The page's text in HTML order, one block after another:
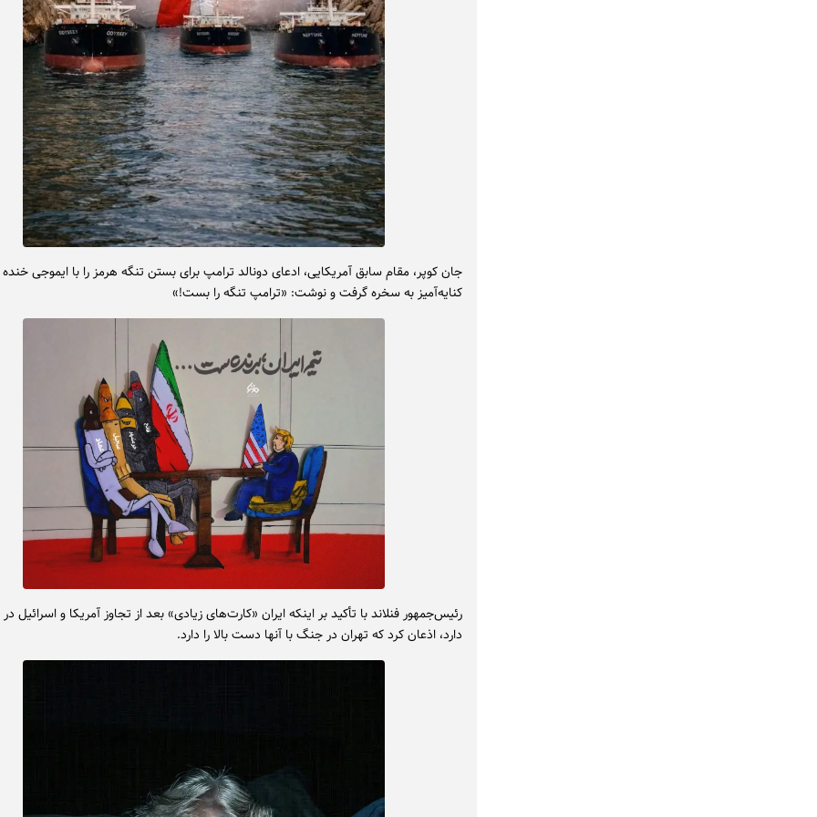
جان کوپر، مقام سابق آمریکایی، ادعای دونالد ترامپ برای بستن تنگه هرمز را با ایموجی
کنایه‌آمیز به سخره گرفت و نوشت: «ترامپ تنگه را بست!»
رئیس‌جمهور فنلاند با تأکید بر اینکه ایران «کارت‌های زیادی» بعد از تجاوز آمریکا و اسرائیل
دارد، اذعان کرد که تهران در جنگ با آنها دست بالا را دارد.